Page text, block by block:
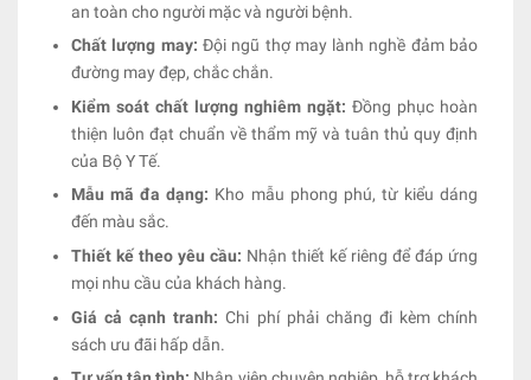
an toàn cho người mặc và người bệnh.
Chất lượng may: Đội ngũ thợ may lành nghề đảm bảo
đường may đẹp, chắc chắn.
Kiểm soát chất lượng nghiêm ngặt: Đồng phục hoàn
thiện luôn đạt chuẩn về thẩm mỹ và tuân thủ quy định
của Bộ Y Tế.
Mẫu mã đa dạng: Kho mẫu phong phú, từ kiểu dáng
đến màu sắc.
Thiết kế theo yêu cầu: Nhận thiết kế riêng để đáp ứng
mọi nhu cầu của khách hàng.
Giá cả cạnh tranh: Chi phí phải chăng đi kèm chính
sách ưu đãi hấp dẫn.